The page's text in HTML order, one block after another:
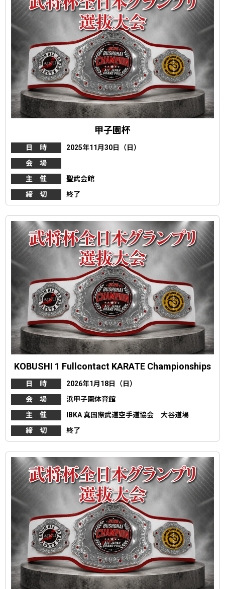
甲子園杯
日 時
2025年11月30日（日）
会 場
主 催
聖武会館
締 切
終了
KOBUSHI 1 Fullcontact KARATE Championships
日 時
2026年1月18日（日）
会 場
浜甲子園体育館
主 催
IBKA 真国際武道空手道協会 大谷道場
締 切
終了